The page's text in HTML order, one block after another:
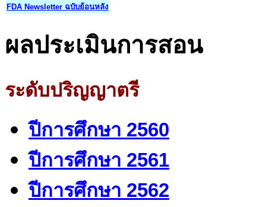
FDA Newsletter ฉบับย้อนหลัง
ผลประเมินการสอน
ระดับปริญญาตรี
ปีการศึกษา 2560
ปีการศึกษา 2561
ปีการศึกษา 2562